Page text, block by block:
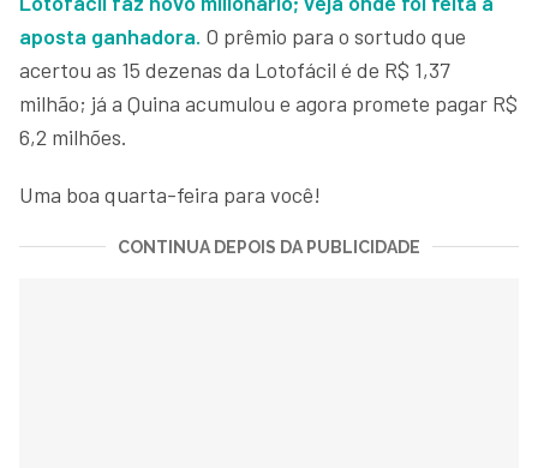
aposta ganhadora. O prêmio para o sortudo que
acertou as 15 dezenas da Lotofácil é de R$ 1,37
milhão; já a Quina acumulou e agora promete pagar R$
6,2 milhões.
Uma boa quarta-feira para você!
CONTINUA DEPOIS DA PUBLICIDADE